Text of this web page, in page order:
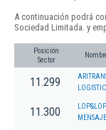
A continuación podrá
Sociedad Limitada. y
Posición
Sector
11.299
11.300